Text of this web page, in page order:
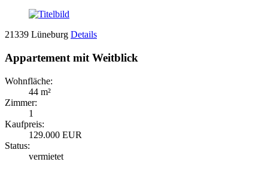
21339 Lüneburg Details
Appartement mit Weitblick
Wohnfläche:
44 m²
Zimmer:
1
Kaufpreis:
129.000 EUR
Status:
vermietet